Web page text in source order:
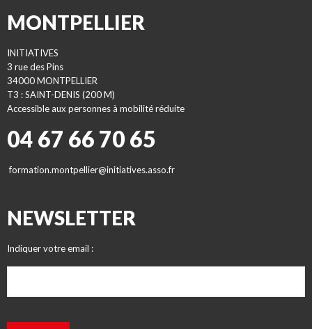
MONTPELLIER
INITIATIVES
3 rue des Pins
34000 MONTPELLIER
T3 : SAINT-DENIS (200 M)
Accessible aux personnes à mobilité réduite
04 67 66 70 65
formation.montpellier@initiatives.asso.fr
NEWSLETTER
Indiquer votre email :